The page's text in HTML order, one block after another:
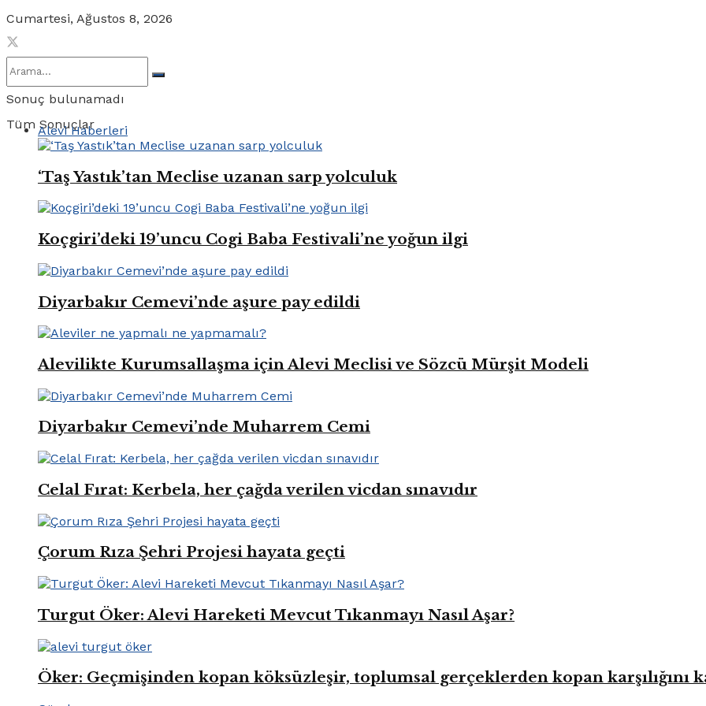
Cumartesi, Ağustos 8, 2026
Sonuç bulunamadı
Tüm Sonuçlar
Alevi Haberleri
‘Taş Yastık’tan Meclise uzanan sarp yolculuk
Koçgiri’deki 19’uncu Cogi Baba Festivali’ne yoğun ilgi
Diyarbakır Cemevi’nde aşure pay edildi
Alevilikte Kurumsallaşma için Alevi Meclisi ve Sözcü Mürşit Modeli
Diyarbakır Cemevi’nde Muharrem Cemi
Celal Fırat: Kerbela, her çağda verilen vicdan sınavıdır
Çorum Rıza Şehri Projesi hayata geçti
Turgut Öker: Alevi Hareketi Mevcut Tıkanmayı Nasıl Aşar?
Öker: Geçmişinden kopan köksüzleşir, toplumsal gerçeklerden kopan karşılığını